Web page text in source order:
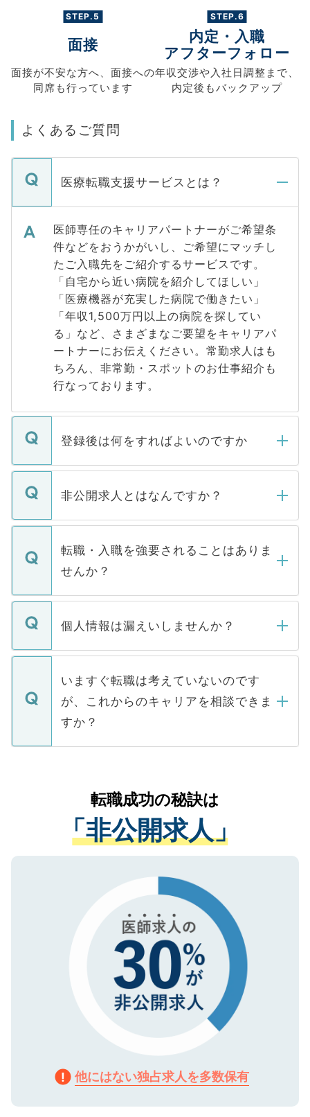
STEP.5
面接
面接が不安な方へ、 面接への
同席も行っています
STEP.6
内定・入職
アフターフォロー
年収交渉や入社日調整まで、
内定後もバックアップ
よくあるご質問
医療転職支援サービスとは？
医師専任のキャリアパートナーがご希望条
件などをおうかがいし、ご希望にマッチし
たご入職先をご紹介するサービスです。
「自宅から近い病院を紹介してほしい」
「医療機器が充実した病院で働きたい」
「年収1,500万円以上の病院を探してい
る」など、さまざまなご要望をキャリアパ
ートナーにお伝えください。常勤求人はも
ちろん、非常勤・スポットのお仕事紹介も
行なっております。
登録後は何をすればよいのですか
ご登録いただきましたら、弊社担当者がご
登録内容を確認し、その後メールもしくは
ます。通常、5営業日以内にはご連絡をせて
いただきますので、しばらくお待ちくださ
い。
非公開求人とはなんですか？
マイナビDOCTORで取り扱っている求人の
うち約3割は、Webサイトからご覧いただ
けない「非公開求人」です。非公開求人は
下記の理由によって、一般には公開してい
ません。
■応募殺到を避けるため 人気のある医療機
関を公にしてしまうと、応募が殺到する場
に、医療機関が求める条件に合った人材の
みを人材紹介会社に依頼するケースが増え
ています。
転職・入職を強要されることはありま
せんか？
転職・入職を強要することは一切ありませ
ん。また、仮に応募先から内定をいただい
定を承諾する必要はありません。内定先へ
の辞退の連絡はキャリアパートナーが行い
ますので、ご安心ください。
個人情報は漏えいしませんか？
個人情報が漏えいすることはありませんの
で、ご安心ください。当サイトからの登録
などで収集したご登録者様の個人情報は、
ご本人のキャリアアップおよび転職活動の
支援を目的に使用いたします。お預かりし
ているすべての個人データはご本人の許可
は、個人情報の取り扱いについての厳密な
管理基準を満たした事業者のみに付与され
る、プライバシーマークを取得済みです。
ご登録いただいた個人情報は、SSL（デー
で、機密保持に関してもご安心ください。
いますぐ転職は考えていないのです
が、これからのキャリアを相談できま
すか？
かがいして、現在の医療機関の状況や紹介
経験をまじえながら、適切なアドバイスを
させていただきます。すぐにご転職をされ
ない方には、長期的なサポートが可能です
ので、まずはご登録ください。
転職成功の秘訣は
「非公開求人」
他にはない独占求人を多数保有